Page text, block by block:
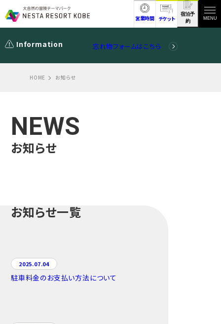
営業時間 チケット
宿泊予
約
MENU
Information 忘れ物フォームはこちら
HOME お知らせ
NEWS
お知らせ
お知らせ一覧
2025.07.04
駐車料金のお支払い方法について